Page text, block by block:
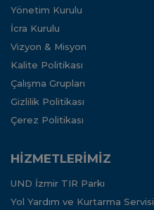
Yönetim Kurulu
İcra Kurulu
Vizyon & Misyon
Kalite Politikası
Çalışma Grupları
Gizlilik Politikası
Çerez Politikası
HİZMETLERİMİZ
UND İzmir TIR Parkı
Yol Yardım ve Kurtarma Servisi